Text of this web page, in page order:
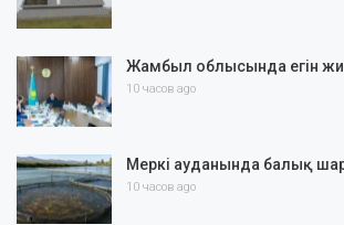
Жамбыл облысында егін
10 часов ago
Меркі ауданында балық
10 часов ago